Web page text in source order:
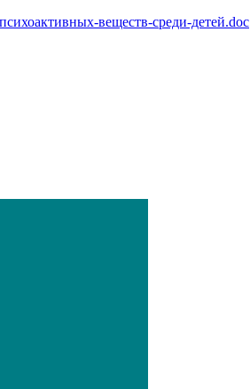
веществ-среди-детей.doc